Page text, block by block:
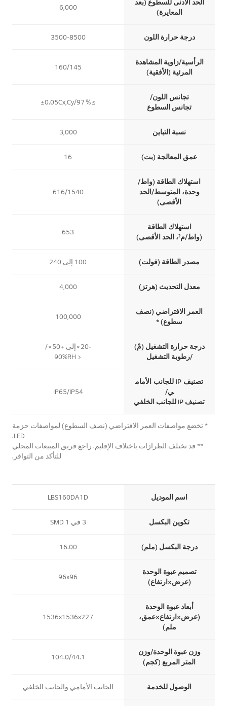
الحد الأدنى للسطوع (بعد
المعايرة)
6,000
درجة حرارة اللون 3500-8500
الرأسية/زاوية المشاهدة
المرئية (الأفقية)
160/145
تجانس اللون/
تجانس السطوع
≥97％/±0.05Cx,Cy
نسبة التباين 3,000
عمق المعالجة (بت) 16
استهلاك الطاقة (واط/
وحدة، المتوسط/الحد
الأقصى)
616/1540
استهلاك الطاقة
(واط/م²، الحد الأقصى)
653
مصدر الطاقة (فولت) 100 إلى 240
معدل التحديث (هرتز) 4,000
العمر الافتراضي (نصف
سطوع) *
100,000
درجة حرارة التشغيل (مْ)
/رطوبة التشغيل
-20∘إلى +50∘/
< 90%RH
تصنيف IP للجانب الأمام
ي/
تصنيف IP للجانب الخلفي
IP65/IP54
* تخضع مواصفات العمر الافتراضي (نصف السطوع) لمواصفات حزمة
LED.
** قد تختلف الطرازات باختلاف الإقليم. راجع فريق المبيعات المحلي
للتأكد من التوافر.
اسم الموديل LBS160DA1D
تكوين البكسل 3 في 1 SMD
درجة البكسل (ملم) 16.00
تصميم عبوة الوحدة
(عرض×ارتفاع)
96x96
أبعاد عبوة الوحدة
(عرض×ارتفاع×عمق،
ملم)
1536x1536x227
وزن عبوة الوحدة/وزن
المتر المربع (كجم)
104.0/44.1
الوصول للخدمة الجانب الأمامي والجانب الخلفي